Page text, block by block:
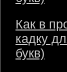
Как в
кадку
букв)